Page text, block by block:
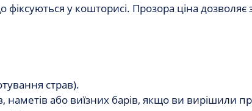
фіксуються у кошторисі. Прозора ціна
страв).
наметів або виїзних барів, якщо ви вирішили